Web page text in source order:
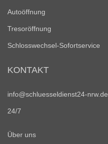
Autoöffnung
Tresoröffnung
Schlosswechsel-Sofortservice
KONTAKT
info@schluesseldienst24-nrw.de
24/7
Über uns